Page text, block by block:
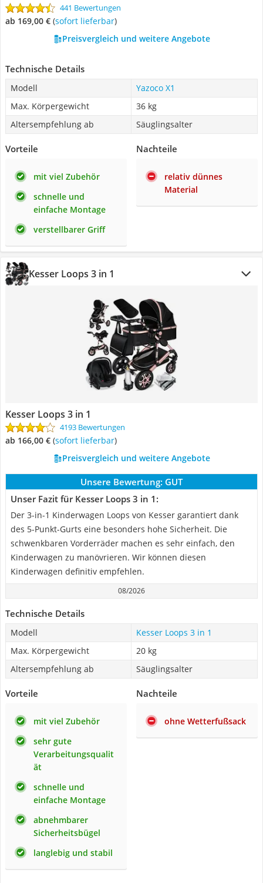
441 Bewertungen
ab 169,00 € ( Sofort lieferbar)
Preisvergleich und weitere Angebote
Technische Details
Modell
Yazoco X1
Max. Körpergewicht
36 kg
Altersempfehlung ab
Säuglingsalter
Vorteile
mit viel Zubehör
schnelle und
einfache Montage
verstellbarer Griff
Nachteile
relativ dünnes
Material
Kesser Loops 3 in 1
Kesser Loops 3 in 1
4193 Bewertungen
ab 166,00 € ( Sofort lieferbar)
Preisvergleich und weitere Angebote
Unsere Bewertung: GUT
Unser Fazit für Kesser Loops 3 in 1:
Der 3-in-1 Kinderwagen Loops von Kesser garantiert dank
des 5-Punkt-Gurts eine besonders hohe Sicherheit. Die
schwenkbaren Vorderräder machen es sehr einfach, den
Kinderwagen zu manövrieren. Wir können diesen
Kinderwagen definitiv empfehlen.
08/2026
Technische Details
Modell
Kesser Loops 3 in 1
Max. Körpergewicht
20 kg
Altersempfehlung ab
Säuglingsalter
Vorteile
mit viel Zubehör
sehr gute
Verarbeitungsqualit
ät
schnelle und
einfache Montage
abnehmbarer
Sicherheitsbügel
langlebig und stabil
Nachteile
ohne Wetterfußsack